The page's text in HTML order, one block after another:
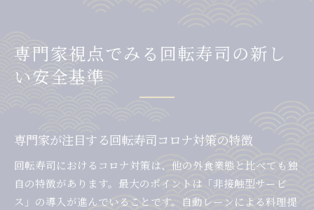
専門家視点でみる回転寿司の新し
い安全基準
専門家が注目する回転寿司コロナ対策の特徴
回転寿司におけるコロナ対策は、他の外食業態と比べても独
自の特徴があります。最大のポイントは「非接触型サービ
ス」の導入が進んでいることです。自動レーンによる料理提